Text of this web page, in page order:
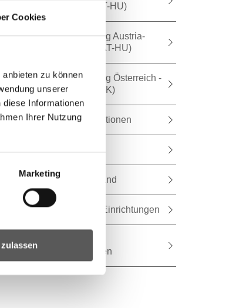
Cookies
zu können
unserer
Informationen
Ihrer Nutzung
Marketing
Ungarn (BIG_inn AT-HU)
Abgelaufen - Interreg Austria-
Hungary (CODES AT-HU)
Abgelaufen - Interreg Österreich -
Slowakei (BIG AT-SK)
Statistische Publikationen
Politische Bildung
Akademie Burgenland
Wissenschaftliche Einrichtungen
Qualifikationsrahmen